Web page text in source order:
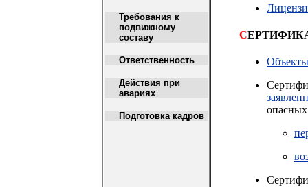
Требования к
подвижному
составу
Ответственность
Действия при
авариях
Подготовка кадров
С
опасных